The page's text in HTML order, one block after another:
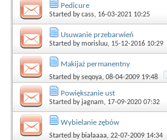
Pedicure
Started bycass, 16-03-2021 10:25
Usuwanie przebarwień
Started bymorisluu, 15-12-2016 10:29
Makijaż permanentny
Started byseqoya, 08-04-2009 19:48
Powiększanie ust
Started by jagnam, 17-09-2020 07:32
Wybielanie zębów
Started by białaaaa, 22-07-2009 14:34